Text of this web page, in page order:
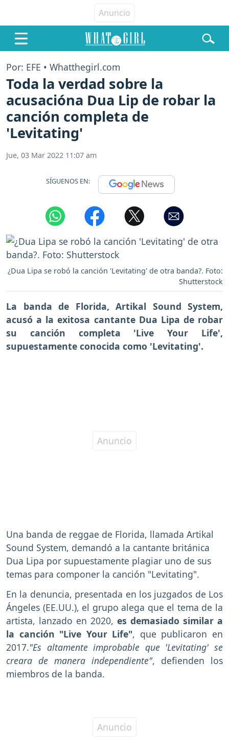
Por: EFE • Whatthegirl.com
Toda la verdad sobre la
acusacióna Dua Lip de robar la
canción completa de
'Levitating'
Jue, 03 Mar 2022 11:07 am
SÍGUENOS EN:
¿Dua Lipa se robó la canción 'Levitating' de otra banda?. Foto:
Shutterstock
La banda de Florida, Artikal Sound System,
acusó a la exitosa cantanteDua Lipa de robar
su canción completa 'Live Your Life',
supuestamente conocida como 'Levitating'.
Una banda de reggae de Florida, llamada Artikal
Sound System, demandó a la cantante británica
Dua Lipa por supuestamente plagiar uno de sus
temas para componer la canción "Levitating".
En la denuncia, presentada en los juzgados de Los
Ángeles (EE.UU.), el grupo alega que el tema de la
artista, lanzado en 2020, es demasiado similar a
la canción "Live Your Life", que publicaron en
2017."Es altamente improbable que 'Levitating' se
creara de manera independiente", defienden los
miembros de la banda.